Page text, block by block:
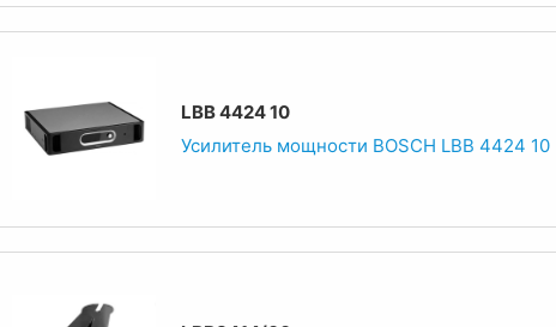
LBB 4424 10
Усилитель мощности BOSCH LBB 4424 10